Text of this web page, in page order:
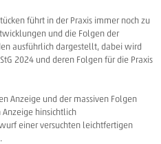
führt in der Praxis immer noch zu
und die Folgen der
ausführlich dargestellt, dabei wird
2024 und deren Folgen für die Praxis
Anzeige und der massiven Folgen
hinsichtlich
einer versuchten leichtfertigen